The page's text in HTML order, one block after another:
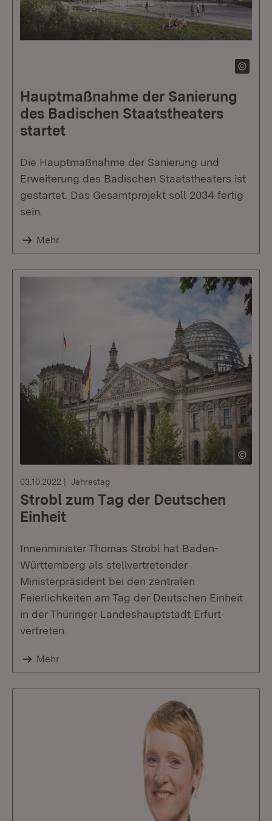
Hauptmaßnahme der Sanierung
des Badischen Staatstheaters
startet
Die Hauptmaßnahme der Sanierung und
Erweiterung des Badischen Staatstheaters ist
gestartet. Das Gesamtprojekt soll 2034 fertig
sein.
Mehr
03.10.2022 Jahrestag
Strobl zum Tag der Deutschen
Einheit
Innenminister Thomas Strobl hat Baden-
Württemberg als stellvertretender
Ministerpräsident bei den zentralen
Feierlichkeiten am Tag der Deutschen Einheit
in der Thüringer Landeshauptstadt Erfurt
vertreten.
Mehr